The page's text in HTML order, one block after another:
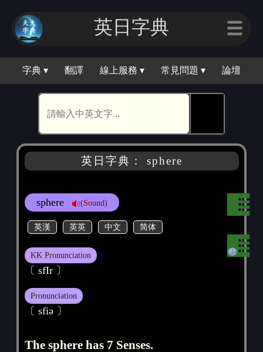
英日字典 ☰
字典 ▾ 翻譯 線上服務 ▾ 常見問題 ▾ 論壇
英日字典： sphere
sphere (Sound)
英漢 英英 中文 简体
KK Pronunciation
〔 sfIr 〕
Pronunciation
〔 sfiә 〕
The sphere has 7 Senses.